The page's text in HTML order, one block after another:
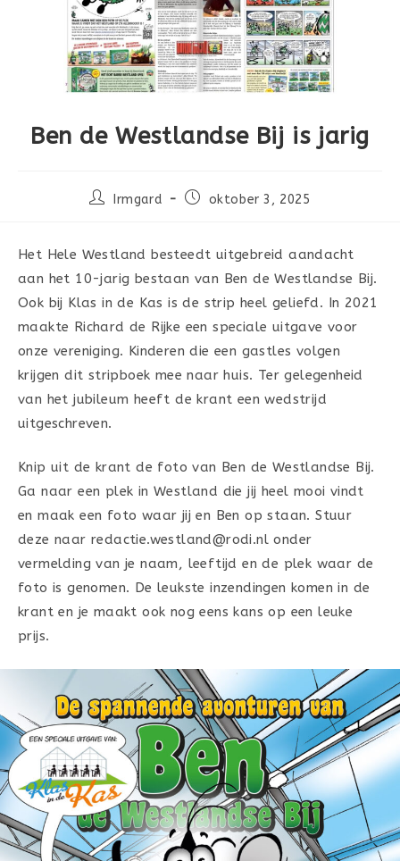
Ben de Westlandse Bij is jarig
BerichtIrmgard
Berichtoktober 3, 2025
Het Hele Westland besteedt uitgebreid aandacht
aan het 10-jarig bestaan van Ben de Westlandse Bij.
Ook bij Klas in de Kas is de strip heel geliefd. In 2021
maakte Richard de Rijke een speciale uitgave voor
onze vereniging. Kinderen die een gastles volgen
krijgen dit stripboek mee naar huis. Ter gelegenheid
van het jubileum heeft de krant een wedstrijd
uitgeschreven.
Knip uit de krant de foto van Ben de Westlandse Bij.
Ga naar een plek in Westland die jij heel mooi vindt
en maak een foto waar jij en Ben op staan. Stuur
deze naar redactie.westland@rodi.nl onder
vermelding van je naam, leeftijd en de plek waar de
foto is genomen. De leukste inzendingen komen in de
krant en je maakt ook nog eens kans op een leuke
prijs.